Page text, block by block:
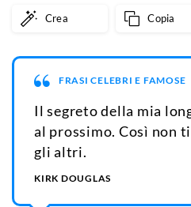
Crea Copia
FRASI CELEBRI E FAMOSE
Il segreto della mia
al prossimo. Così non
gli altri.
KIRK DOUGLAS